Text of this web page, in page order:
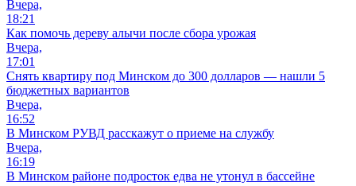
Вчера,
18:21
Как помочь дереву алычи после сбора урожая
Вчера,
17:01
Снять квартиру под Минском до 300 долларов — нашли 5
бюджетных вариантов
Вчера,
16:52
В Минском РУВД расскажут о приеме на службу
Вчера,
16:19
В Минском районе подросток едва не утонул в бассейне